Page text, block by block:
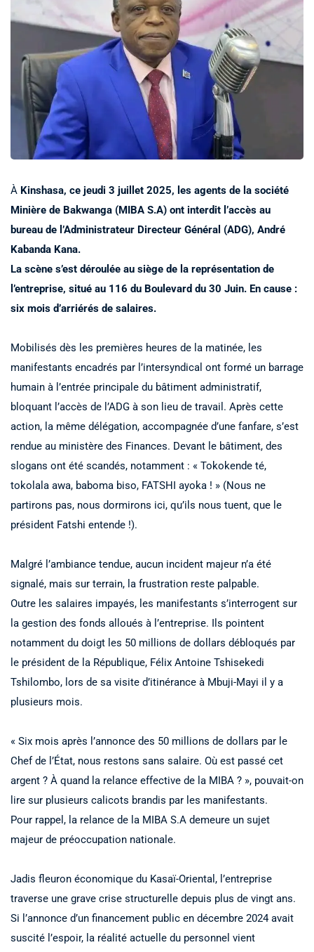
À Kinshasa, ce jeudi 3 juillet 2025, les agents de la société
Minière de Bakwanga (MIBA S.A) ont interdit l’accès au
bureau de l’Administrateur Directeur Général (ADG), André
Kabanda Kana.
La scène s’est déroulée au siège de la représentation de
l’entreprise, situé au 116 du Boulevard du 30 Juin. En cause :
six mois d’arriérés de salaires.
Mobilisés dès les premières heures de la matinée, les
manifestants encadrés par l’intersyndical ont formé un barrage
humain à l’entrée principale du bâtiment administratif,
bloquant l’accès de l’ADG à son lieu de travail. Après cette
action, la même délégation, accompagnée d’une fanfare, s’est
rendue au ministère des Finances. Devant le bâtiment, des
slogans ont été scandés, notamment : « Tokokende té,
tokolala awa, baboma biso, FATSHI ayoka ! » (Nous ne
partirons pas, nous dormirons ici, qu’ils nous tuent, que le
président Fatshi entende !).
Malgré l’ambiance tendue, aucun incident majeur n’a été
signalé, mais sur terrain, la frustration reste palpable.
Outre les salaires impayés, les manifestants s’interrogent sur
la gestion des fonds alloués à l’entreprise. Ils pointent
notamment du doigt les 50 millions de dollars débloqués par
le président de la République, Félix Antoine Tshisekedi
Tshilombo, lors de sa visite d’itinérance à Mbuji-Mayi il y a
plusieurs mois.
« Six mois après l’annonce des 50 millions de dollars par le
Chef de l’État, nous restons sans salaire. Où est passé cet
argent ? À quand la relance effective de la MIBA ? », pouvait-on
lire sur plusieurs calicots brandis par les manifestants.
Pour rappel, la relance de la MIBA S.A demeure un sujet
majeur de préoccupation nationale.
Jadis fleuron économique du Kasaï-Oriental, l’entreprise
traverse une grave crise structurelle depuis plus de vingt ans.
Si l’annonce d’un financement public en décembre 2024 avait
suscité l’espoir, la réalité actuelle du personnel vient